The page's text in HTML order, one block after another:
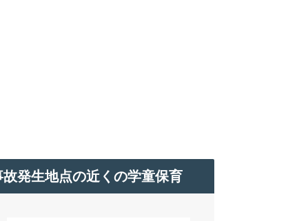
故発生地点の近くの学童保育